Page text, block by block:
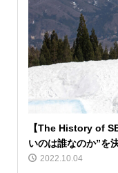
【The History of
いのは誰なのか”を
2022.10.04